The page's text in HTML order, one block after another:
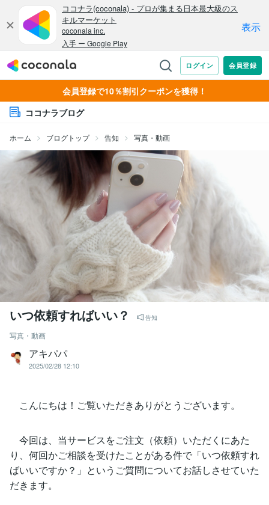
会員登録で10％割引クーポンを獲得！
ココナラブログ
ホーム ブログトップ 告知 写真・動画
いつ依頼すればいい？ 告知
写真・動画
アキパパ
2025/02/28 12:10
こんにちは！ご覧いただきありがとうございます。
今回は、当サービスをご注文（依頼）いただくにあた
り、何回かご相談を受けたことがある件で「いつ依頼すれ
ばいいですか？」というご質問についてお話しさせていた
だきます。